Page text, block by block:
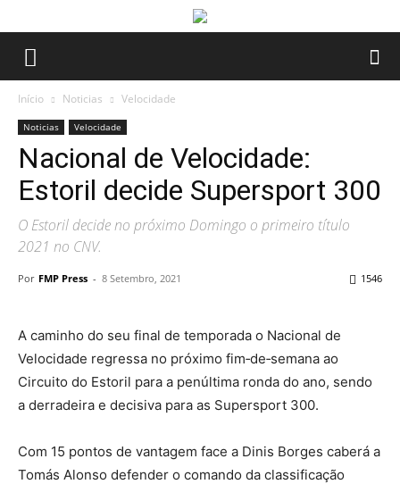
Início Noticias Velocidade
Noticias Velocidade
Nacional de Velocidade:
Estoril decide Supersport 300
O Estoril decide no próximo Domingo o primeiro título
2021 no CNV.
Por FMP Press - 8 Setembro, 2021 1546
A caminho do seu final de temporada o Nacional de
Velocidade regressa no próximo fim‑de‑semana ao
Circuito do Estoril para a penúltima ronda do ano, sendo
a derradeira e decisiva para as Supersport 300.
Com 15 pontos de vantagem face a Dinis Borges caberá a
Tomás Alonso defender o comando da classificação